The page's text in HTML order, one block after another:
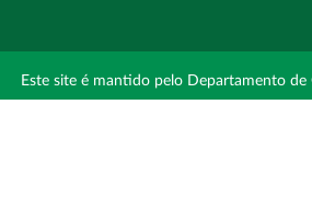
Este site é mantido pelo Departamento